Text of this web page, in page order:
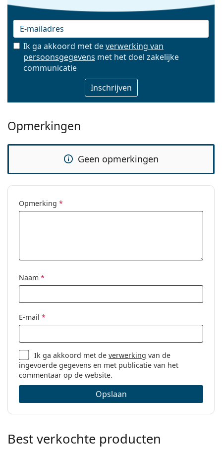
E-mail
Ik ga akkoord met deverwerking van
persoonsgegevens met het doel zakelijke
communicatie
Opmerkingen
Geen opmerkingen
Opmerking *
Naam *
E-mail *
Ik ga akkoord met deverwerking van de
ingevoerde gegevens en met publicatie van het
commentaar op de website.
Opslaan
Best verkochte producten